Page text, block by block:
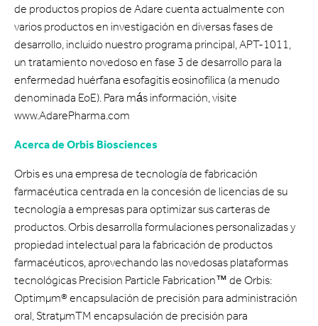
de productos propios de Adare cuenta actualmente con
varios productos en investigación en diversas fases de
desarrollo, incluido nuestro programa principal, APT-1011,
un tratamiento novedoso en fase 3 de desarrollo para la
enfermedad huérfana esofagitis eosinofílica (a menudo
denominada EoE). Para más información, visite
www.AdarePharma.com
Acerca de Orbis Biosciences
Orbis es una empresa de tecnología de fabricación
farmacéutica centrada en la concesión de licencias de su
tecnología a empresas para optimizar sus carteras de
productos. Orbis desarrolla formulaciones personalizadas y
propiedad intelectual para la fabricación de productos
farmacéuticos, aprovechando las novedosas plataformas
tecnológicas Precision Particle Fabrication™ de Orbis:
Optimµm® encapsulación de precisión para administración
oral, StratµmTM encapsulación de precisión para